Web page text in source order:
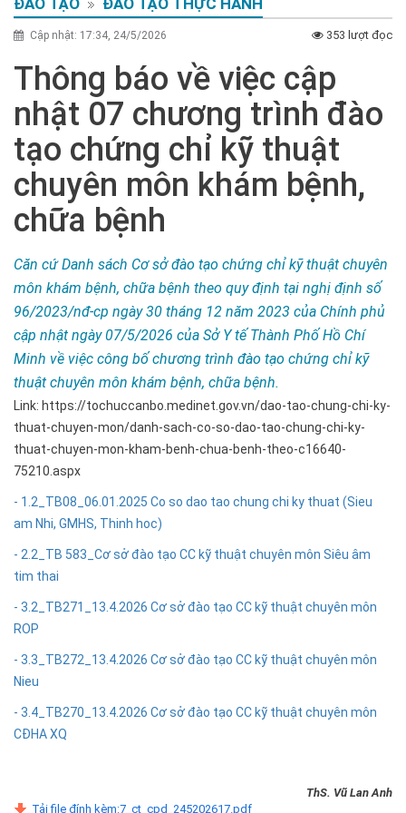
ĐÀO TẠO ĐÀO TẠO THỰC HÀNH
Cập nhật: 17:34, 24/5/2026 353 lượt đọc
Thông báo về việc cập
nhật 07 chương trình đào
tạo chứng chỉ kỹ thuật
chuyên môn khám bệnh,
chữa bệnh
Căn cứ Danh sách Cơ sở đào tạo chứng chỉ kỹ thuật chuyên
môn khám bệnh, chữa bệnh theo quy định tại nghị định số
96/2023/nđ-cp ngày 30 tháng 12 năm 2023 của Chính phủ
cập nhật ngày 07/5/2026 của Sở Y tế Thành Phố Hồ Chí
Minh về việc công bố chương trình đào tạo chứng chỉ kỹ
thuật chuyên môn khám bệnh, chữa bệnh.
Link: https://tochuccanbo.medinet.gov.vn/dao-tao-chung-chi-ky-
thuat-chuyen-mon/danh-sach-co-so-dao-tao-chung-chi-ky-
thuat-chuyen-mon-kham-benh-chua-benh-theo-c16640-
75210.aspx
- 1.2_TB08_06.01.2025 Co so dao tao chung chi ky thuat (Sieu
am Nhi, GMHS, Thinh hoc)
- 2.2_TB 583_Cơ sở đào tạo CC kỹ thuật chuyên môn Siêu âm
tim thai
- 3.2_TB271_13.4.2026 Cơ sở đào tạo CC kỹ thuật chuyên môn
ROP
- 3.3_TB272_13.4.2026 Cơ sở đào tạo CC kỹ thuật chuyên môn
Nieu
- 3.4_TB270_13.4.2026 Cơ sở đào tạo CC kỹ thuật chuyên môn
CĐHA XQ
ThS. Vũ Lan Anh
Tải file đính kèm:7_ct_cpd_245202617.pdf